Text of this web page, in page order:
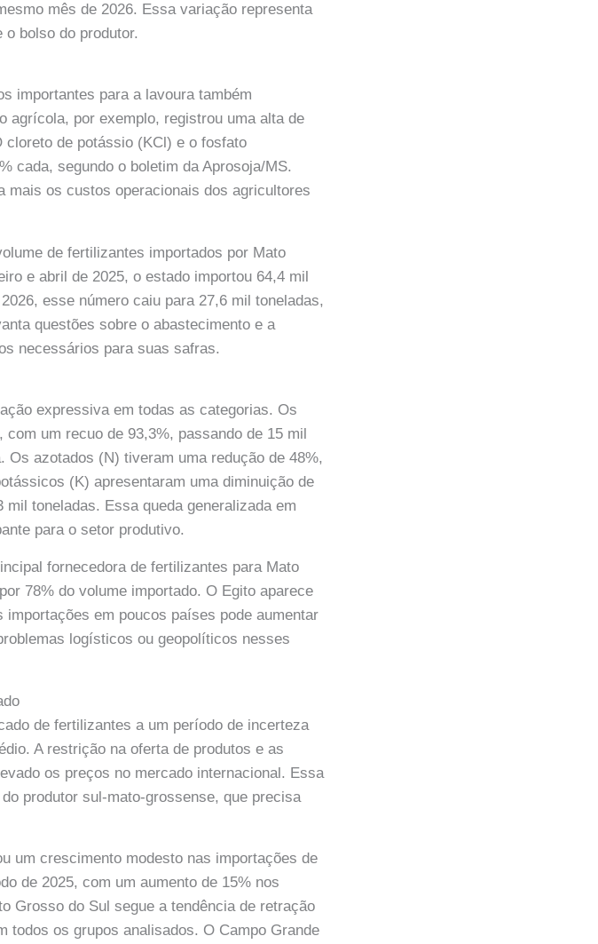
mês de 2026. Essa variação representa
bolso do produtor.
importantes para a lavoura também
agrícola, por exemplo, registrou uma alta de
de potássio (KCl) e o fosfato
cada, segundo o boletim da Aprosoja/MS.
mais os custos operacionais dos agricultores
de fertilizantes importados por Mato
e abril de 2025, o estado importou 64,4 mil
esse número caiu para 27,6 mil toneladas,
questões sobre o abastecimento e a
necessários para suas safras.
expressiva em todas as categorias. Os
um recuo de 93,3%, passando de 15 mil
Os azotados (N) tiveram uma redução de 48%,
(K) apresentaram uma diminuição de
toneladas. Essa queda generalizada em
para o setor produtivo.
fornecedora de fertilizantes para Mato
78% do volume importado. O Egito aparece
em poucos países pode aumentar
logísticos ou geopolíticos nesses
de fertilizantes a um período de incerteza
A restrição na oferta de produtos e as
os preços no mercado internacional. Essa
produtor sul-mato-grossense, que precisa
um crescimento modesto nas importações de
de 2025, com um aumento de 15% nos
Grosso do Sul segue a tendência de retração
todos os grupos analisados. O Campo Grande